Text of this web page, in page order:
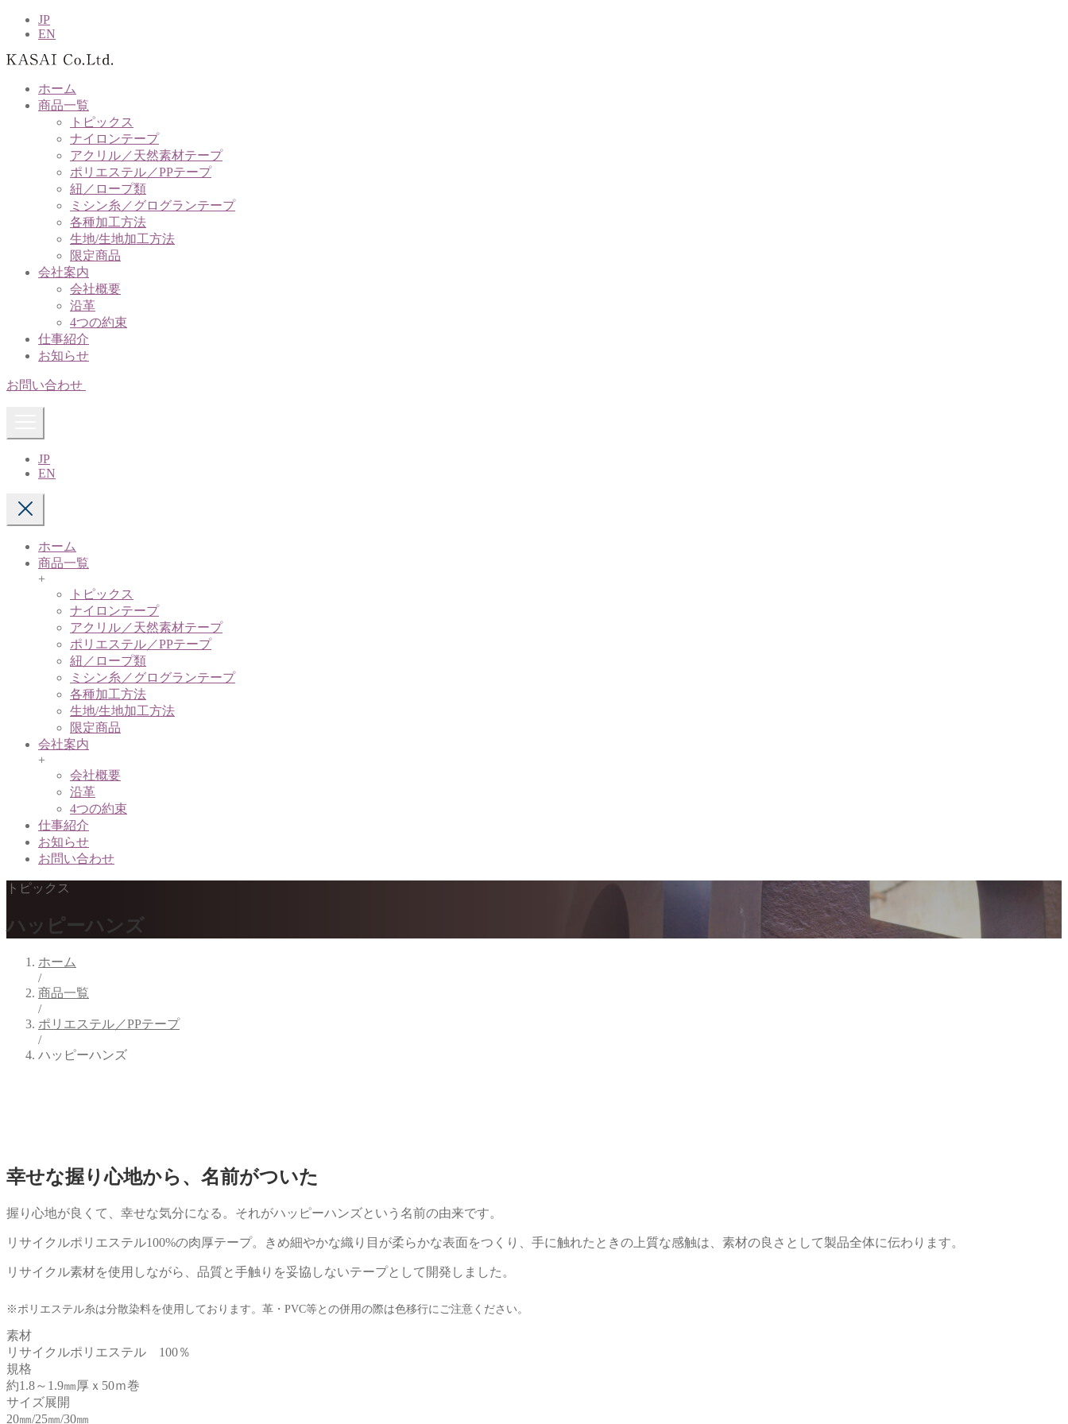
JP
EN
ホーム
商品一覧
トピックス
ナイロンテープ
アクリル／天然素材テープ
ポリエステル／PPテープ
紐／ロープ類
ミシン糸／グログランテープ
各種加工方法
生地/生地加工方法
限定商品
会社案内
会社概要
沿革
4つの約束
仕事紹介
お知らせ
お問い合わせ
JP
EN
ホーム
商品一覧
+
トピックス
ナイロンテープ
アクリル／天然素材テープ
ポリエステル／PPテープ
紐／ロープ類
ミシン糸／グログランテープ
各種加工方法
生地/生地加工方法
限定商品
会社案内
+
会社概要
沿革
4つの約束
仕事紹介
お知らせ
お問い合わせ
トピックス
ハッピーハンズ
ホーム
/
商品一覧
/
ポリエステル／PPテープ
/
ハッピーハンズ
幸せな握り心地から、名前がついた
握り心地が良くて、幸せな気分になる。それがハッピーハンズという名前の由来です。
リサイクルポリエステル100%の肉厚テープ。きめ細やかな織り目が柔らかな表面をつくり、手に触れたときの上質な感触は、素材の良さとして製品全体に伝わります。
リサイクル素材を使用しながら、品質と手触りを妥協しないテープとして開発しました。
※ポリエステル糸は分散染料を使用しております。革・PVC等との併用の際は色移行にご注意ください。
素材
リサイクルポリエステル 100％
規格
約1.8～1.9㎜厚ｘ50ｍ巻
サイズ展開
20㎜/25㎜/30㎜